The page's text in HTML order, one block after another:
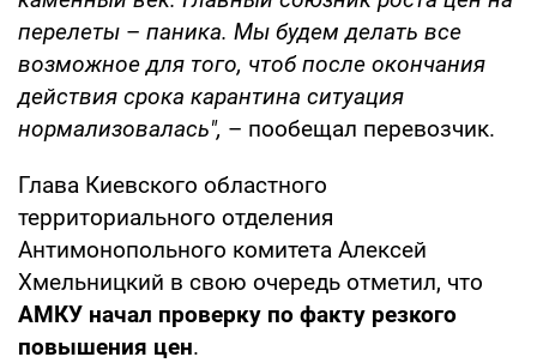
перелеты – паника. Мы будем делать все
возможное для того, чтоб после окончания
действия срока карантина ситуация
нормализовалась", – пообещал перевозчик.
Глава Киевского областного
территориального отделения
Антимонопольного комитета Алексей
Хмельницкий в свою очередь отметил, что
АМКУ начал проверку по факту резкого
повышения цен.